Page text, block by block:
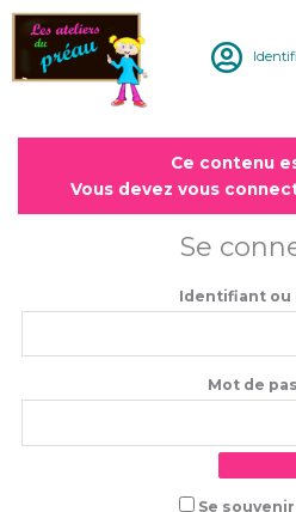
Aller
contenu
Ce contenu
Vous devez vous
Se
Identifiant ou
Mot de
Se